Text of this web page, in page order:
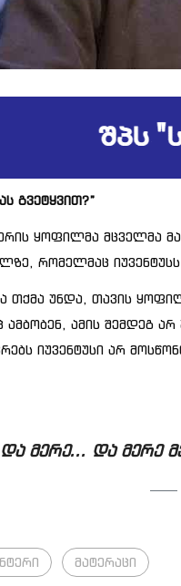
გვეტყვით?”
ყოფილმა მცველმა
რომელმაც იუვენტუსს
თქმა უნდა, თავის
ამის შემდეგ
იუვენტუსი არ
და მერე… და მერე
მატერაცი